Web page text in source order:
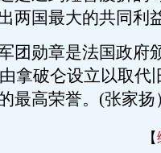
两国最大的共同利
勋章是法国政府
拿破仑设立以取代
最高荣誉。(张家扬
【